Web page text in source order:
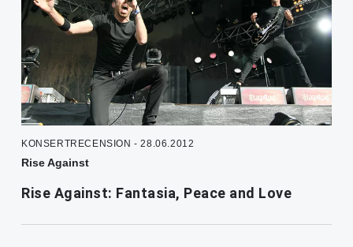
KONSERTRECENSION - 28.06.2012
Rise Against
Rise Against: Fantasia, Peace and Love